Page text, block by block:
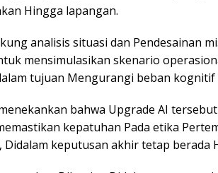
Hingga lapangan.
analisis situasi dan Pendesainan
mensimulasikan skenario
tujuan Mengurangi beban
bahwa Upgrade AI
kepatuhan Pada etika
Didalam keputusan akhir tetap berada